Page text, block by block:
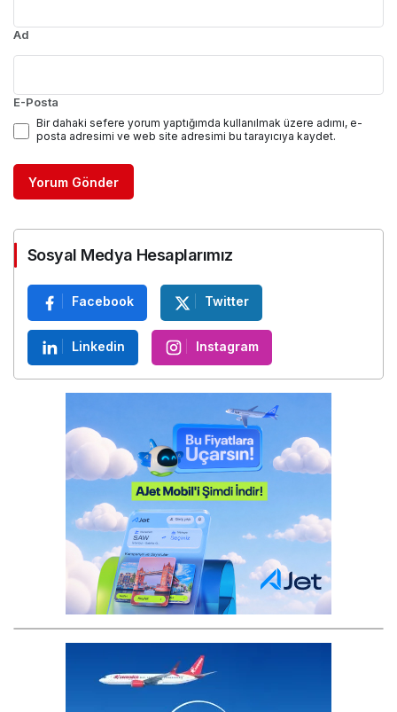
E-Posta
Bir dahaki sefere yorum yaptığımda kullanılmak üzere adımı, e-
posta adresimi ve web site adresimi bu tarayıcıya kaydet.
Sosyal Medya Hesaplarımız
Facebook Twitter